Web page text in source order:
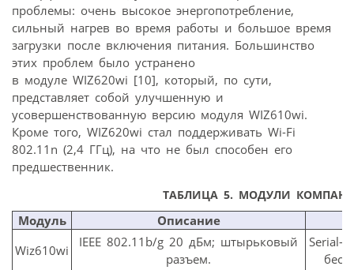
проблемы: очень высокое энергопотребление,
сильный нагрев во время работы и большое время
загрузки после включения питания. Большинство
этих проблем было устранено
в модуле WIZ620wi [10], который, по сути,
представляет собой улучшенную и
усовершенствованную версию модуля WIZ610wi.
Кроме того, WIZ620wi стал поддерживать Wi-Fi
802.11n (2,4 ГГц), на что не был способен его
предшественник.
ТАБЛИЦА 5. МОДУЛИ
Модуль
Описание
Wiz610wi
IEEE 802.11b/g 20 дБм; штырьковый
разъем.